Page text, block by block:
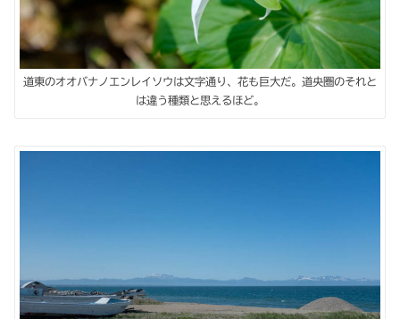
道東のオオバナノエンレイソウは文字通り、花も巨大だ。道央圏のそれと
は違う種類と思えるほど。